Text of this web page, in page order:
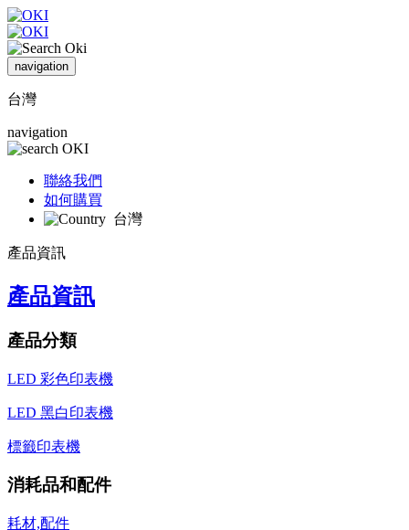
navigation
台灣
navigation
聯絡我們
如何購買
台灣
產品資訊
產品資訊
產品分類
LED 彩色印表機
LED 黑白印表機
標籤印表機
消耗品和配件
耗材,配件